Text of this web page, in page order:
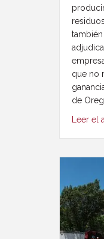
que no
de
Leer el